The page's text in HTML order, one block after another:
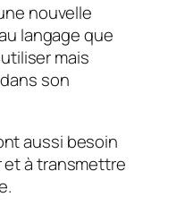
nouvelle
langage que
mais
son
aussi besoin
et à transmettre